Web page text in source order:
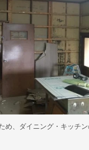
め、ダイニング・キッチ